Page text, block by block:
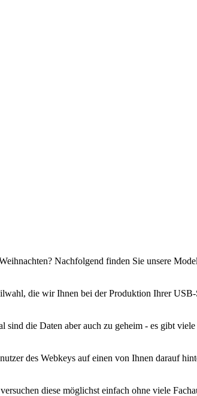
Nachfolgend finden Sie unsere
die wir Ihnen bei der Produktion Ihrer
die Daten aber auch zu geheim - es gibt
des Webkeys auf einen von Ihnen darauf
diese möglichst einfach ohne viele